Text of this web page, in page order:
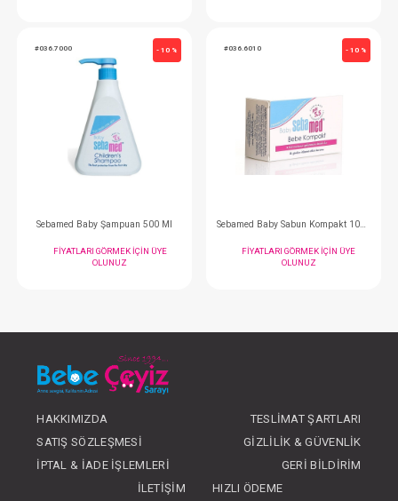
FIYATLARI GÖRMEK IÇIN ÜYE
OLUNUZ
#036.7000
Sebamed Baby Şampuan 500 Ml
FIYATLARI GÖRMEK IÇIN ÜYE
#036.6010
FIYATLARI
HAKKIMIZDA
TESLIMAT ŞARTLARI
SATIŞ SÖZLEŞMESI
GIZLILIK & GÜVENLIK
İPTAL & İADE İŞLEMLERI
GERI BILDIRIM
İLETIŞIM
HIZLI ÖDEME